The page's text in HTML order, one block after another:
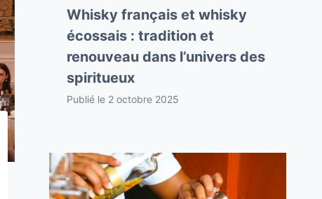
Whisky français et whisky
écossais : tradition et
renouveau dans l’univers des
spiritueux
Publié le 2 octobre 2025